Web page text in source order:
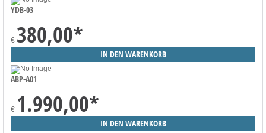
YDB-03
€ 380,00*
ABP-A01
€ 1.990,00*